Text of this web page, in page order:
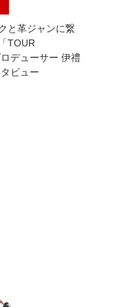
と革ジャンに繋
TOUR
デューサー 伊禮
ビュー